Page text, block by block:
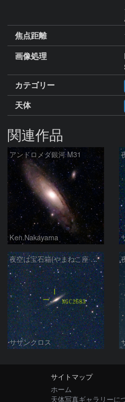
焦点距離
画像処理
カテゴリー
天体
関連作品
アンドロメダ銀河 M31
Ken.Nakayama
夜空は宝石箱(やまねこ座 NGC2683) Seestar50
サザンクロス
サイトマップ
ホーム
天体写真ギャラリーに